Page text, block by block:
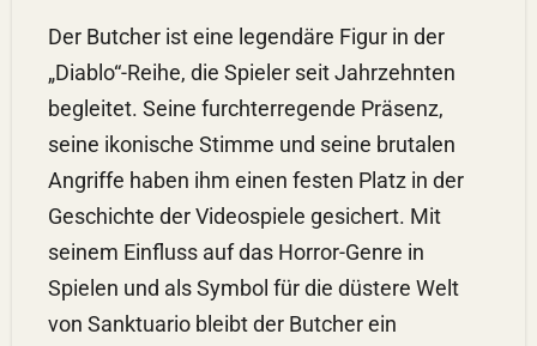
Der Butcher ist eine legendäre Figur in der
„Diablo“-Reihe, die Spieler seit Jahrzehnten
begleitet. Seine furchterregende Präsenz,
seine ikonische Stimme und seine brutalen
Angriffe haben ihm einen festen Platz in der
Geschichte der Videospiele gesichert. Mit
seinem Einfluss auf das Horror-Genre in
Spielen und als Symbol für die düstere Welt
von Sanktuario bleibt der Butcher ein